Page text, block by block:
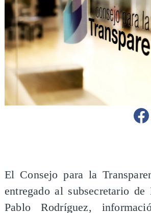
El Consejo para la
entregado al subsecretario de
Pablo Rodríguez,